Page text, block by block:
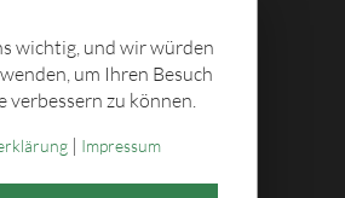
wichtig, und wir würden
um Ihren Besuch
verbessern zu können.
| Impressum